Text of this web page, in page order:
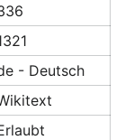
- Deutsch